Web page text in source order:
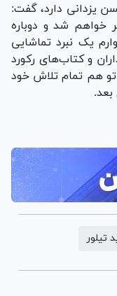
یزدانی دارد، گفت:
خواهم شد و دوباره
یک نبرد تماشایی
و کتاب‌های رکورد
هم تمام تلاش خود
تیلور